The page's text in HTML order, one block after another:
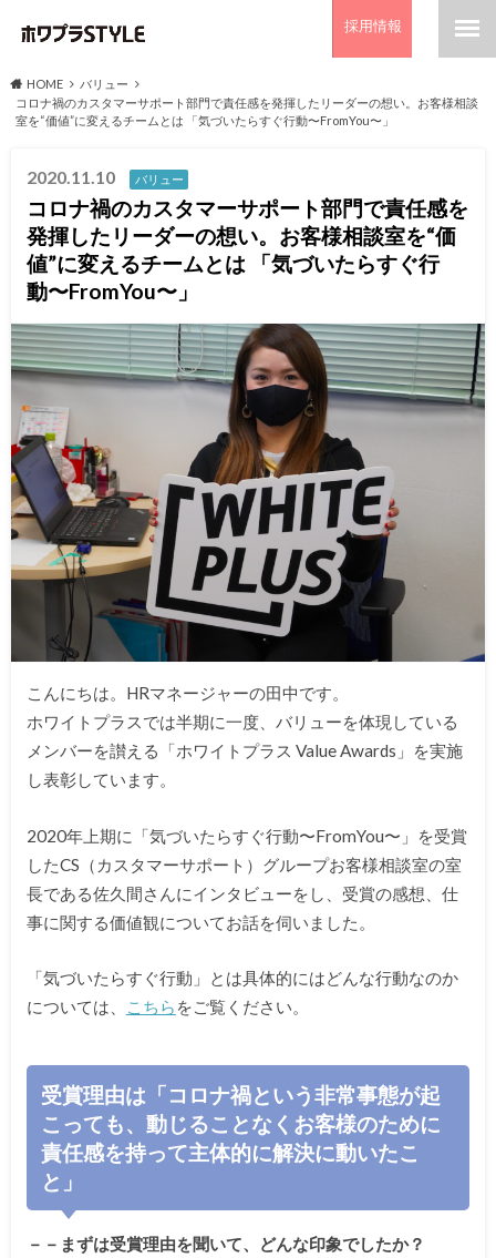
採用情報
HOME
バリュー
コロナ禍のカスタマーサポート部門で責任感を発揮したリーダーの想い。お客様相談
室を“価値”に変えるチームとは 「気づいたらすぐ行動〜FromYou〜」
2020.11.10 バリュー
コロナ禍のカスタマーサポート部門で責任感を
発揮したリーダーの想い。お客様相談室を“価
値”に変えるチームとは 「気づいたらすぐ行
動〜FromYou〜」
こんにちは。HRマネージャーの田中です。
ホワイトプラスでは半期に一度、バリューを体現している
メンバーを讃える「ホワイトプラス Value Awards」を実施
し表彰しています。
2020年上期に「気づいたらすぐ行動〜FromYou〜」を受賞
したCS（カスタマーサポート）グループお客様相談室の室
長である佐久間さんにインタビューをし、受賞の感想、仕
事に関する価値観についてお話を伺いました。
「気づいたらすぐ行動」とは具体的にはどんな行動なのか
については、
こちら をご覧ください。
受賞理由は「コロナ禍という非常事態が起
こっても、動じることなくお客様のために
責任感を持って主体的に解決に動いたこ
と」
－－まずは受賞理由を聞いて、どんな印象でしたか？